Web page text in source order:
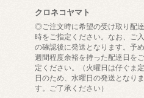
クロネコヤマト
◎ご注文時に希望の受け取り配
時をご指定ください。なお、ご
の確認後に発送となります。予
週間程度余裕を持った配達日を
定ください。（火曜日は仔ぐま
日のため、水曜日の発送となりま
す。ご了承ください）